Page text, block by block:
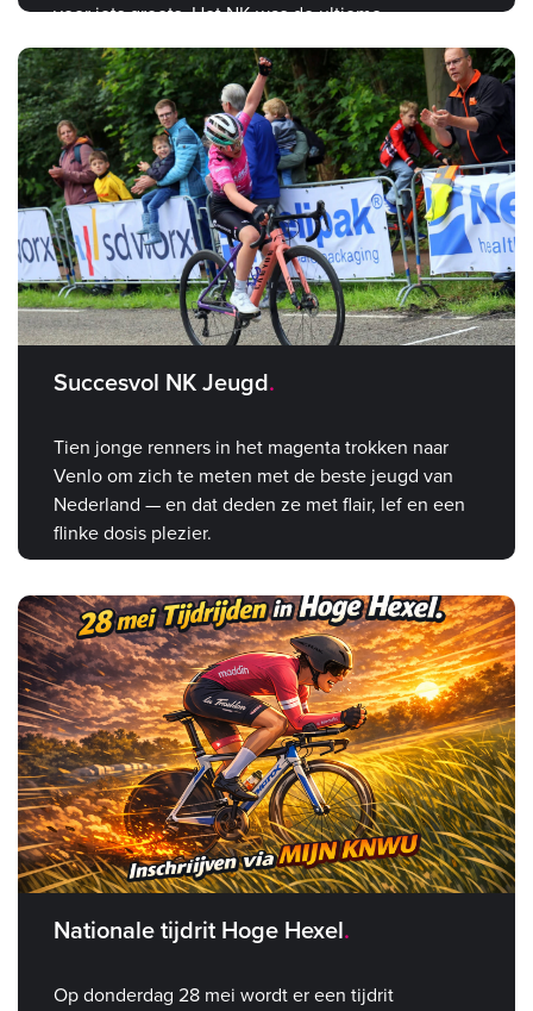
voor iets groots. Het NK was de ultieme
bevestiging.
Succesvol NK Jeugd
Tien jonge renners in het magenta trokken naar
Venlo om zich te meten met de beste jeugd van
Nederland — en dat deden ze met flair, lef en een
flinke dosis plezier.
Nationale tijdrit Hoge Hexel
Op donderdag 28 mei wordt er een tijdrit